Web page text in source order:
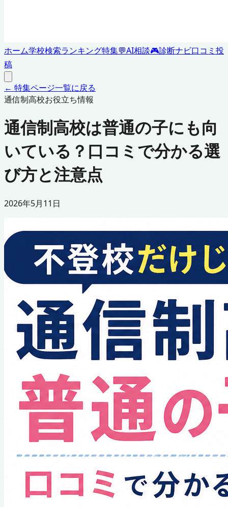
ホーム学校検索ランキング特集💬AI相談🎮診断ナビ口コミ投
稿
← 特集ページ一覧に戻る
通信制高校お役立ち情報
通信制高校は普通の子にも向
いている？口コミで分かる選
び方と注意点
2026年5月11日